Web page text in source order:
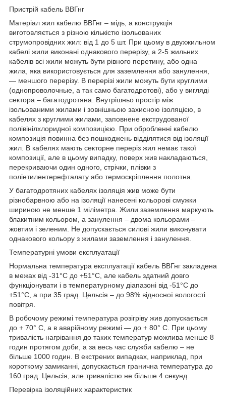
Пристрій кабель ВВГнг
Матеріал жил кабелю ВВГнг – мідь, а конструкція
виготовляється з різною кількістю ізольованих
струмопровідних жил: від 1 до 5 шт. При цьому в двухжильном
кабелі жили виконані однакового перерізу, а 2-5 жильних
кабелів всі жили можуть бути рівного перетину, або одна
жила, яка використовується для заземлення або занулення,
— меншого перерізу. В перерізі жили можуть бути круглими
(однопроволочные, а так само багатодротові), або у вигляді
сектора – багатодротяна. Внутрішньо простір між
ізольованими жилами і зовнішньою захисною ізоляцією, в
кабелях з круглими жилами, заповнене екструдованої
полівінілхлоридної композицією. При обробленні кабелю
композиція повинна без пошкоджень відділятися від ізоляції
жил. В кабелях мають секторне переріз жил немає такої
композиції, але в цьому випадку, поверх жив накладаються,
перекриваючи один одного, стрічки, плівки з
поліетилентерефталату або термоскріплення полотна.
У багатодротяних кабелях ізоляція жив може бути
різнобарвною або на ізоляції нанесені кольорові смужки
шириною не менше 1 міліметра. Жили заземлення маркують
блакитним кольором, а занулення – двома кольорами –
жовтим і зеленим. Не допускається силові жили виконувати
однакового кольору з жилами заземлення і занулення.
Температурні умови експлуатації
Нормальна температура експлуатації кабель ВВГнг закладена
в межах від -31°С до +51°С, але кабель здатний довго
функціонувати і в температурному діапазоні від -51°С до
+51°С, а при 35 град. Цельсія – до 98% відносної вологості
повітря.
В робочому режимі температура розігріву жив допускається
до + 70° С, а в аварійному режимі — до + 80° С. При цьому
тривалість нагрівання до таких температур можлива менше 8
годин протягом доби, а за весь час служби кабелю – не
більше 1000 годин. В екстрених випадках, наприклад, при
короткому замиканні, допускається гранична температура до
160 град. Цельсія, але тривалістю не більше 4 секунд.
Перевірка ізоляційних характеристик